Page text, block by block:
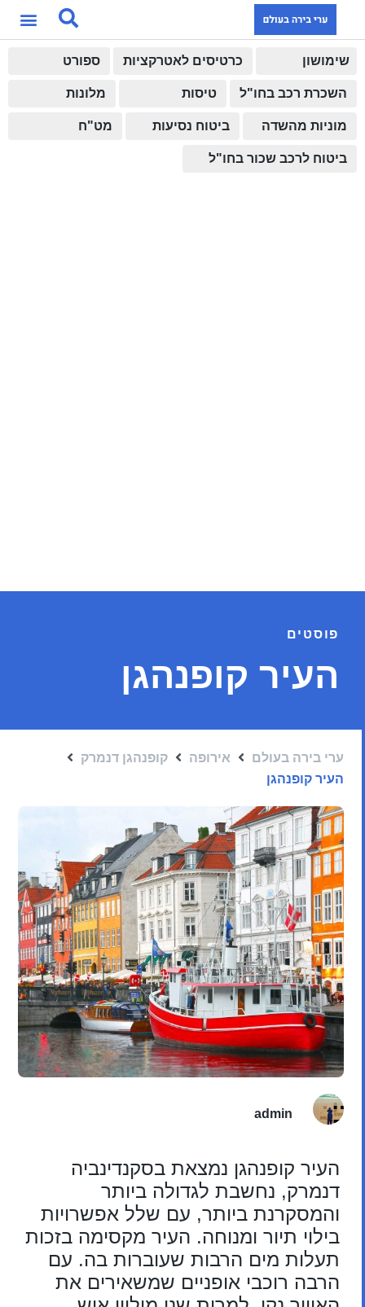
שימושון כרטיסים לאטרקציות ספורט
השכרת רכב בחו"ל טיסות מלונות
מוניות מהשדה ביטוח נסיעות מט"ח
ביטוח לרכב שכור בחו"ל
פוסטים
העיר קופנהגן
ערי בירה בעולם אירופה
קופנהגן דנמרק
העיר קופנהגן
admin
העיר קופנהגן נמצאת בסקנדינביה
דנמרק, נחשבת לגדולה ביותר
והמסקרנת ביותר, עם שלל אפשרויות
בילוי תיור ומנוחה. העיר מקסימה בזכות
תעלות מים הרבות שעוברות בה. עם
הרבה רוכבי אופניים שמשאירים את